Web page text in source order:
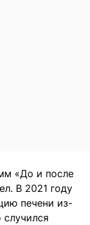
«До и после
В 2021 году
печени из-